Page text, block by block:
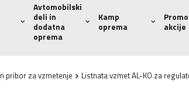
Avtomobilski
deli in
dodatna
oprema
Kamp
oprema
akcije
pribor za vzmetenje Listnata vzmet AL-KO za